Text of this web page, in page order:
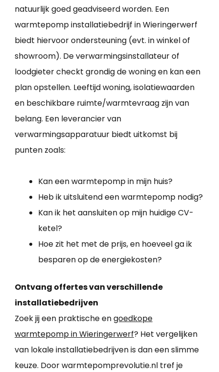
natuurlijk goed geadviseerd worden. Een
warmtepomp installatiebedrijf in Wieringerwerf
biedt hiervoor ondersteuning (evt. in winkel of
showroom). De verwarmingsinstallateur of
loodgieter checkt grondig de woning en kan een
plan opstellen. Leeftijd woning, isolatiewaarden
en beschikbare ruimte/warmtevraag zijn van
belang. Een leverancier van
verwarmingsapparatuur biedt uitkomst bij
punten zoals:
Kan een warmtepomp in mijn huis?
Heb ik uitsluitend een warmtepomp nodig?
Kan ik het aansluiten op mijn huidige CV-
ketel?
Hoe zit het met de prijs, en hoeveel ga ik
besparen op de energiekosten?
Ontvang offertes van verschillende
installatiebedrijven
Zoek jij een praktische engoedkope
warmtepomp in Wieringerwerf? Het vergelijken
van lokale installatiebedrijven is dan een slimme
keuze. Door warmtepomprevolutie.nl tref je